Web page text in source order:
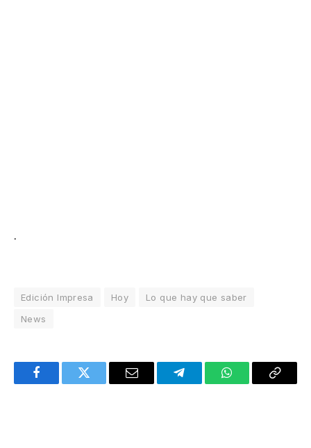
.
Edición Impresa Hoy
Lo que hay que saber
News
FacebookTwitter Email TelegramWhatsAppCopy